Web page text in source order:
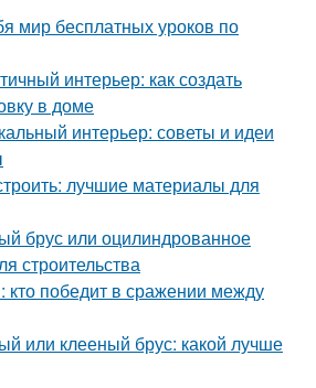
мир бесплатных уроков по
интерьер: как создать
в доме
интерьер: советы и идеи
лучшие материалы для
брус или оцилиндрованное
строительства
победит в сражении между
или клееный брус: какой лучше